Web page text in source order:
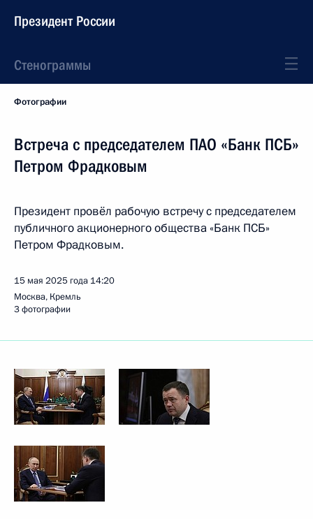
Президент России
Стенограммы
Фотографии
Встреча с председателем ПАО «Банк ПСБ»
Петром Фрадковым
Президент провёл рабочую встречу с председателем
публичного акционерного общества «Банк ПСБ»
Петром Фрадковым.
15 мая 2025 года 14:20
Москва, Кремль
3 фотографии